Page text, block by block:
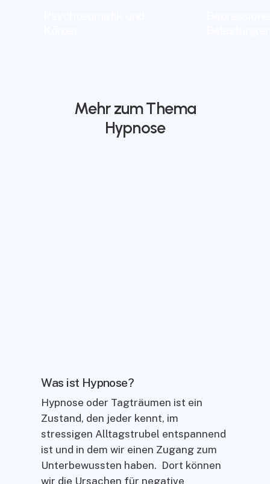
Mehr zum Thema
Hypnose
Was ist Hypnose?
Hypnose oder Tagträumen ist ein
Zustand, den jeder kennt, im
stressigen Alltagstrubel entspannend
ist und in dem wir einen Zugang zum
Unterbewussten haben. Dort können
wir die Ursachen für negative